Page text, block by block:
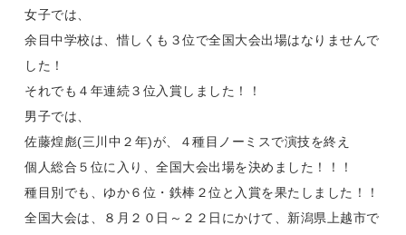
女子では、
余目中学校は、惜しくも３位で全国大会出場はなりませんで
した！
それでも４年連続３位入賞しました！！
男子では、
佐藤煌彪(三川中２年)が、４種目ノーミスで演技を終え
個人総合５位に入り、全国大会出場を決めました！！！
種目別でも、ゆか６位・鉄棒２位と入賞を果たしました！！
全国大会は、８月２０日～２２日にかけて、新潟県上越市で